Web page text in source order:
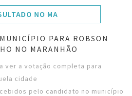
NO MA
PARA ROBSON
NO MARANHÃO
ver a votação completa para
cidade
pelo candidato no município